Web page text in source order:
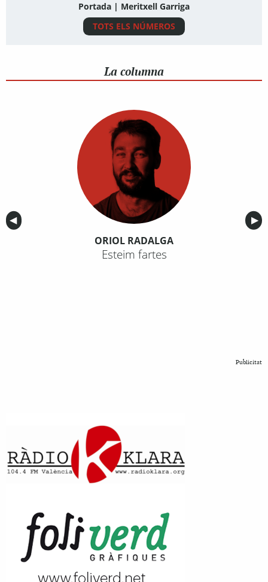
Portada | Meritxell Garriga
TOTS ELS NÚMEROS
La columna
Anterior
◀︎ ▶︎
ORIOL RADALGA
Esteim fartes
Publicitat